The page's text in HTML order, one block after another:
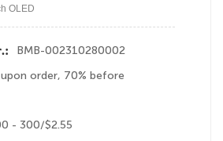
OLED
BMB-002310280002
order, 70% before
- 300/$2.55